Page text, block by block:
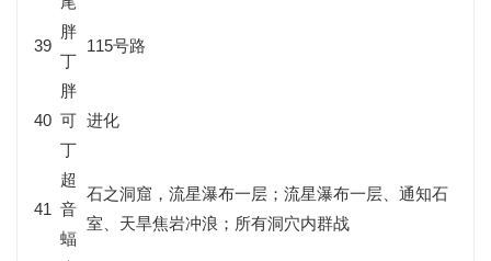
39
胖
丁
115号路
40
胖
可
丁
进化
41
超
音
蝠
石之洞窟，流星瀑布一层；流星瀑布一层、通知石
室、天旱焦岩冲浪；所有洞穴内群战